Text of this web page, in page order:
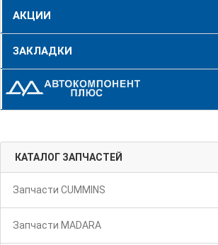
АКЦИИ
ЗАКЛАДКИ
КАТАЛОГ ЗАПЧАСТЕЙ
Запчасти CUMMINS
Запчасти MADARA